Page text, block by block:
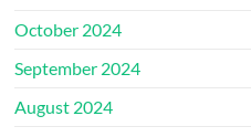
October 2024
September 2024
August 2024